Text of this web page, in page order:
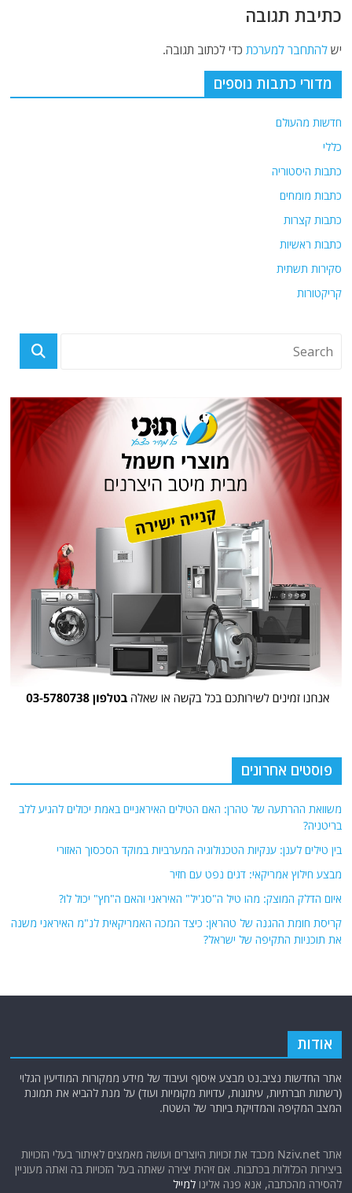
כתיבת תגובה
ישלהתחבר למערכת כדי לכתוב תגובה.
מדורי כתבות נוספים
חדשות מהעולם
כללי
כתבות היסטוריה
כתבות מומחים
כתבות קצרות
כתבות ראשיות
סקירות תשתית
קריקטורות
פוסטים אחרונים
משוואת ההרתעה של טהרן: האם הטילים האיראניים באמת יכולים להגיע ללב
בריטניה?
בין טילים לענן: ענקיות הטכנולוגיה המערביות במוקד הסכסוך האזורי
מבצע חילוץ אמריקאי: דגים נפט עם חזיר
איום הדלק המוצק: מהו טיל ה"סג'יל" האיראני והאם ה"חץ" יכול לו?
קריסת חומת ההגנה של טהראן: כיצד המכה האמריקאית לנ"מ האיראני משנה
את תוכניות התקיפה של ישראל?
אודות
אתר החדשות נציב.נט מבצע איסוף ועיבוד של מידע ממקורות המודיעין הגלוי
(רשתות חברתיות, עיתונות, עדויות מקומיות ועוד) על מנת להביא את תמונת
המצב המקיפה והמדויקת ביותר של השטח.
אתר Nziv.net מכבד את זכויות היוצרים ועושה מאמצים לאיתור בעלי הזכויות
ביצירות הכלולות בכתבות. אם זיהית יצירה שאתה בעל הזכויות בה ואתה מעוניין
להסירה מהכתבה, אנא פנה אלינולמייל